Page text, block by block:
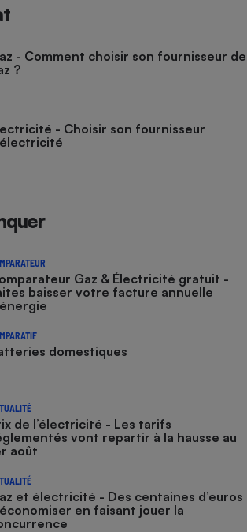
- Comment choisir son fournisseur de
?
- Choisir son fournisseur
Gaz & Électricité gratuit -
baisser votre facture annuelle
domestiques
de l’électricité - Les tarifs
vont repartir à la hausse au
août
et électricité - Des centaines d’euros
en faisant jouer la